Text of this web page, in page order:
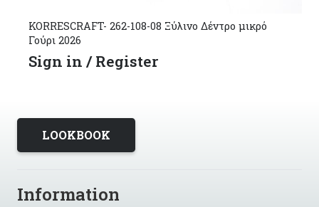
KORRESCRAFT- 262-108-08 Ξύλινο Δέντρο μικρό
Γούρι 2026
Sign in / Register
LOOKBOOK
Information